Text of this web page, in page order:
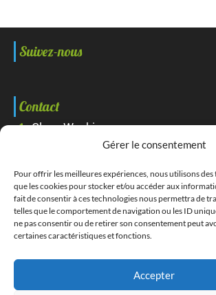
Gérer le consentement
Pour offrir les meilleures expériences, nous utilisons
que les cookies pour stocker et/ou accéder aux
fait de consentir à ces technologies nous permettra de
telles que le comportement de navigation ou les ID
ne pas consentir ou de retirer son consentement peut
certaines caractéristiques et fonctions.
Accepter
Suivez-nous
Contact
Clean Washing
15 rue Pierre Latécoère Parc
vaux N°2 37500 Chinon
02 18 07 18 23
Réalisation